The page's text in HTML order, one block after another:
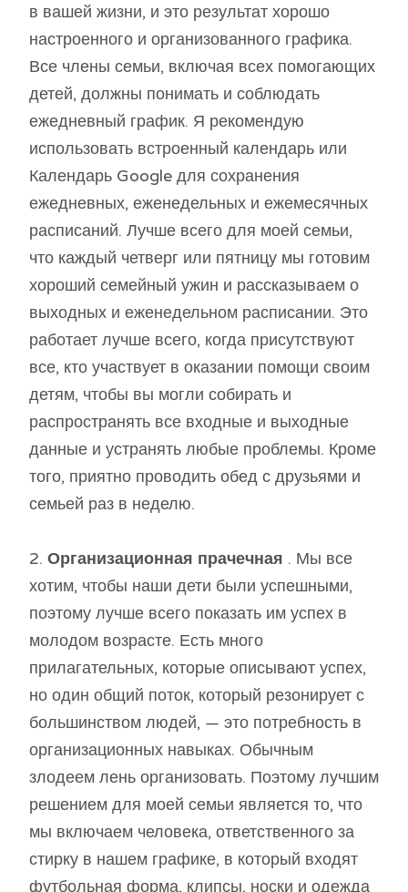
в вашей жизни, и это результат хорошо
настроенного и организованного графика.
Все члены семьи, включая всех помогающих
детей, должны понимать и соблюдать
ежедневный график. Я рекомендую
использовать встроенный календарь или
Календарь Google для сохранения
ежедневных, еженедельных и ежемесячных
расписаний. Лучше всего для моей семьи,
что каждый четверг или пятницу мы готовим
хороший семейный ужин и рассказываем о
выходных и еженедельном расписании. Это
работает лучше всего, когда присутствуют
все, кто участвует в оказании помощи своим
детям, чтобы вы могли собирать и
распространять все входные и выходные
данные и устранять любые проблемы. Кроме
того, приятно проводить обед с друзьями и
семьей раз в неделю.
2. Организационная прачечная . Мы все
хотим, чтобы наши дети были успешными,
поэтому лучше всего показать им успех в
молодом возрасте. Есть много
прилагательных, которые описывают успех,
но один общий поток, который резонирует с
большинством людей, — это потребность в
организационных навыках. Обычным
злодеем лень организовать. Поэтому лучшим
решением для моей семьи является то, что
мы включаем человека, ответственного за
стирку в нашем графике, в который входят
футбольная форма, клипсы, носки и одежда